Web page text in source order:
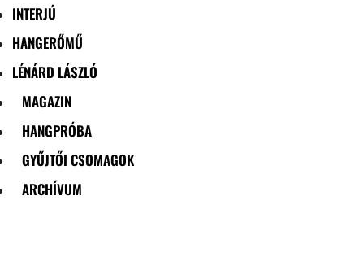
INTERJÚ
HANGERŐMŰ
LÉNÁRD LÁSZLÓ
MAGAZIN
HANGPRÓBA
GYŰJTŐI CSOMAGOK
ARCHÍVUM